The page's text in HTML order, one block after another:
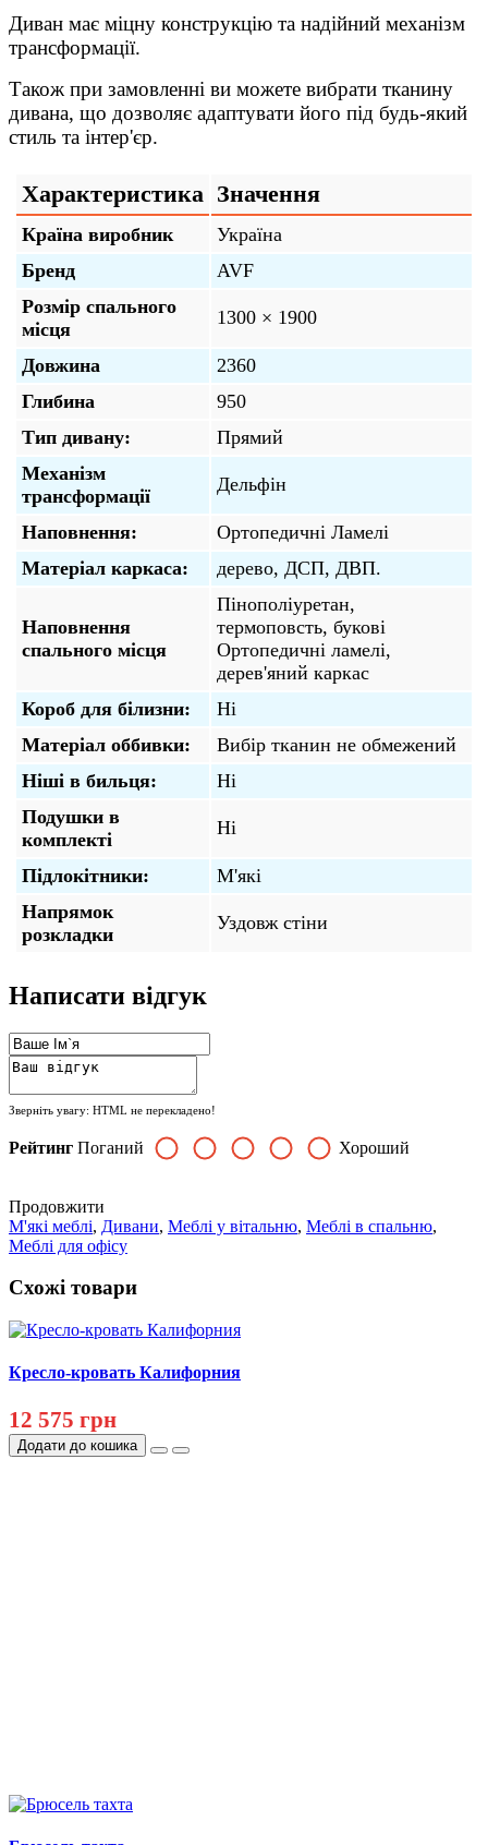
Диван має міцну конструкцію та надійний механізм
трансформації.
Також при замовленні ви можете вибрати тканину
дивана, що дозволяє адаптувати його під будь-який
стиль та інтер'єр.
Характеристика Значення
Країна виробник
Україна
Бренд
AVF
Розмір спального
місця
1300 × 1900
Довжина
2360
Глибина
950
Тип дивану:
Прямий
Механізм
трансформації
Дельфін
Наповнення:
Ортопедичні Ламелі
Матеріал каркаса:
дерево, ДСП, ДВП.
Наповнення
спального місця
Пінополіуретан,
термоповсть, букові
Ортопедичні ламелі,
дерев'яний каркас
Короб для білизни:
Ні
Матеріал оббивки:
Вибір тканин не обмежений
Ніші в бильця:
Ні
Подушки в
комплекті
Ні
Підлокітники:
М'які
Напрямок
розкладки
Уздовж стіни
Написати відгук
Зверніть увагу: HTML не перекладено!
Рейтинг Поганий Хороший
Продовжити
М'які меблі, Дивани, Меблі у вітальню, Меблі в спальню,
Меблі для офісу
Схожі товари
Кресло-кровать Калифорния
12 575 грн
Додати до кошика